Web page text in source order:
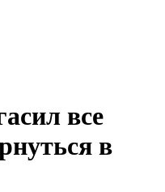
все
в